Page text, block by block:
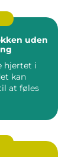
uden
hjertet i
kan
at føles